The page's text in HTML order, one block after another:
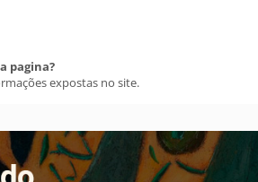
pagina?
expostas no site.